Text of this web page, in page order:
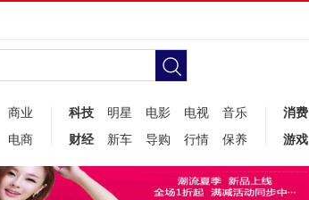
商业
电商
科技 明星 电影 电视
音乐
财经
新车 导购 行情 保养
消费
游戏